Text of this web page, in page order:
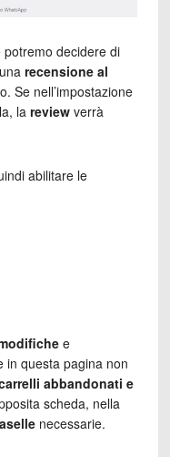
decidere di
recensione al
Se nell’impostazione
lareviewverrà
abilitare le
e
in questa pagina non
abbandonati e
scheda, nella
necessarie.